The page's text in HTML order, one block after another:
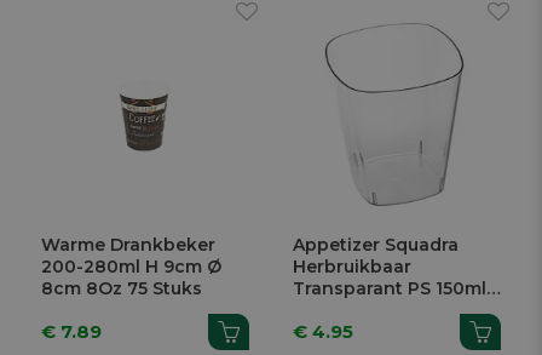
Warme Drankbeker
200-280ml H 9cm Ø
8cm 8Oz 75 Stuks
€ 7.89
Appetizer Squadra
Herbruikbaar
Transparant PS 150ml
6,1x6,1x7,1cm 20 Stuks
€ 4.95